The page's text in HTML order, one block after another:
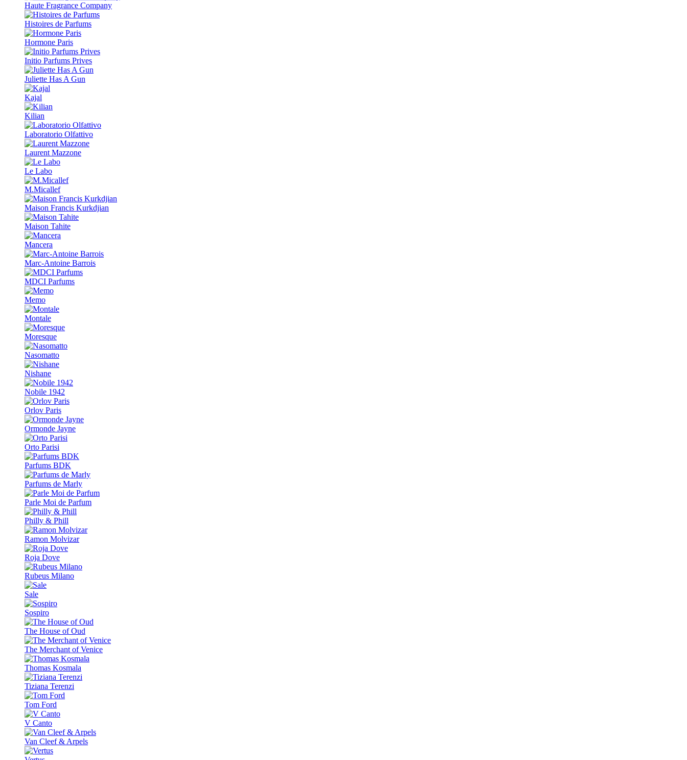
Haute Fragrance Company
Histoires de Parfums
Hormone Paris
Initio Parfums Prives
Juliette Has A Gun
Kajal
Kilian
Laboratorio Olfattivo
Laurent Mazzone
Le Labo
M.Micallef
Maison Francis Kurkdjian
Maison Tahite
Mancera
Marc-Antoine Barrois
MDCI Parfums
Memo
Montale
Moresque
Nasomatto
Nishane
Nobile 1942
Orlov Paris
Ormonde Jayne
Orto Parisi
Parfums BDK
Parfums de Marly
Parle Moi de Parfum
Philly & Phill
Ramon Molvizar
Roja Dove
Rubeus Milano
Sale
Sospiro
The House of Oud
The Merchant of Venice
Thomas Kosmala
Tiziana Terenzi
Tom Ford
V Canto
Van Cleef & Arpels